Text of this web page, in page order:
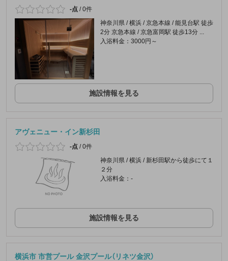
-点 /0件
神奈川県 / 横浜 / 京急本線 / 能見台駅 徒歩
2分 京急本線 / 京急富岡駅 徒歩13分 ...
入浴料金：3000円～
施設情報を見る
アヴェニュー・イン新杉田
-点 /0件
神奈川県 / 横浜 / 新杉田駅から徒歩にて１
２分
入浴料金：-
施設情報を見る
横浜市 市営プール 金沢プール（リネツ金沢）